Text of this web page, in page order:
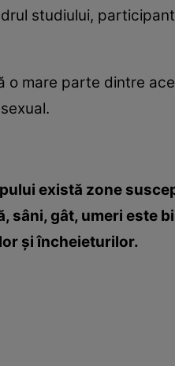
studiului,
o mare parte dintre
există zone
sâni, gât, umeri este
şi încheieturilor.